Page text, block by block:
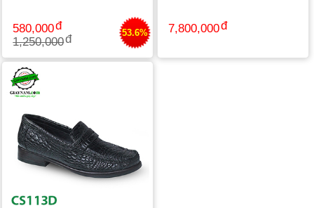
580,000
1,250,000
53.6% 7,800,000